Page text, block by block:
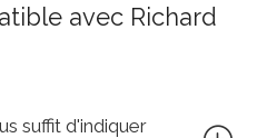
avec Richard
suffit d'indiquer